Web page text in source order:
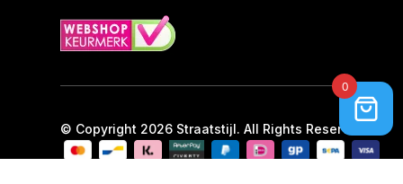
© Copyright 2026 Straatstijl. All Rights Reserved.
0